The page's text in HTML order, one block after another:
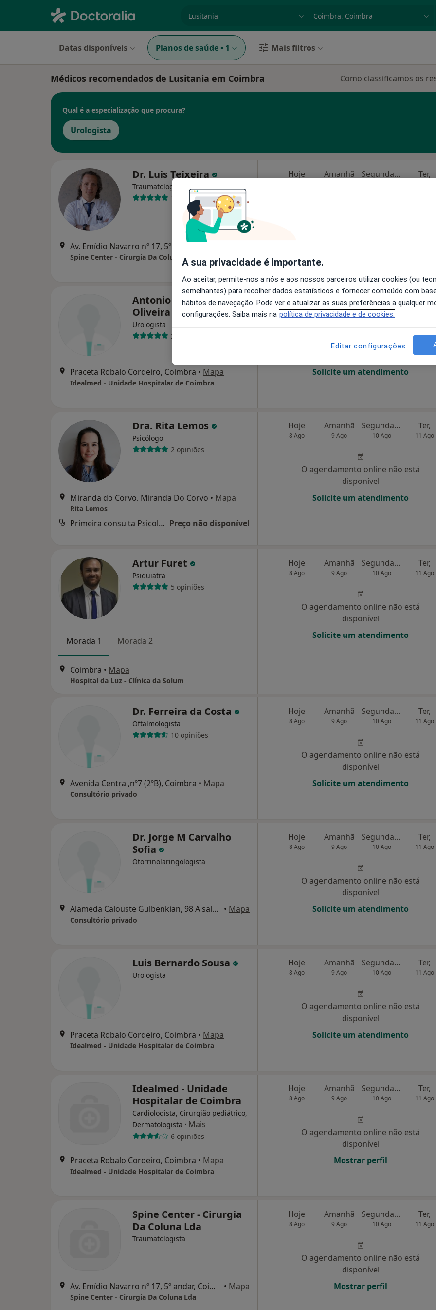
Datas disponíveis Planos de saúde • 1 Mais filtros
Médicos recomendados de Lusitania em Coimbra Como classificamos os
Qual é a especialização que procura?
Urologista
Dr. Luis Teixeira
Traumatologista
1 opinião
Spine Center - Cirurgia Da Coluna Lda
Hoje Amanhã Segunda-feira Ter,
Antonio Guilherme de
Oliveira
Urologista
2 opiniões
Praceta Robalo Cordeiro, Coimbra • Mapa
Idealmed - Unidade Hospitalar de Coimbra
Hoje
8 Ago
Amanhã
9 Ago
Segunda-feira
10 Ago
Ter,
O agendamento online não está
Solicite um atendimento
Dra. Rita Lemos
Psicólogo
2 opiniões
Miranda do Corvo, Miranda Do Corvo • Mapa
Rita Lemos
Primeira consulta Psicologia Preço não disponível
Hoje
8 Ago
Amanhã
9 Ago
Segunda-feira
10 Ago
Ter,
11 Ago
O agendamento online não está
disponível
Solicite um atendimento
Artur Furet
Psiquiatra
5 opiniões
Morada 1 Morada 2
Coimbra • Mapa
Hospital da Luz - Clínica da Solum
Hoje
8 Ago
Amanhã
9 Ago
Segunda-feira
10 Ago
Ter,
11 Ago
O agendamento online não está
disponível
Solicite um atendimento
Dr. Ferreira da Costa
Oftalmologista
10 opiniões
Avenida Central,nº7 (2ºB), Coimbra • Mapa
Consultório privado
Hoje
8 Ago
Amanhã
9 Ago
Segunda-feira
10 Ago
Ter,
11 Ago
O agendamento online não está
disponível
Solicite um atendimento
Dr. Jorge M Carvalho
Sofia
Otorrinolaringologista
Alameda Calouste Gulbenkian, 98 A salas 8 e 9, Coimbra • Mapa
Consultório privado
Hoje
8 Ago
Amanhã
9 Ago
Segunda-feira
10 Ago
Ter,
11 Ago
O agendamento online não está
disponível
Solicite um atendimento
Luis Bernardo Sousa
Urologista
Praceta Robalo Cordeiro, Coimbra • Mapa
Idealmed - Unidade Hospitalar de Coimbra
Hoje
8 Ago
Amanhã
9 Ago
Segunda-feira
10 Ago
Ter,
11 Ago
O agendamento online não está
disponível
Solicite um atendimento
Idealmed - Unidade
Hospitalar de Coimbra
Cardiologista, Cirurgião pediátrico,
Dermatologista · Mais
6 opiniões
Praceta Robalo Cordeiro, Coimbra • Mapa
Idealmed - Unidade Hospitalar de Coimbra
Hoje
8 Ago
Amanhã
9 Ago
Segunda-feira
10 Ago
Ter,
11 Ago
O agendamento online não está
disponível
Mostrar perfil
Spine Center - Cirurgia
Da Coluna Lda
Traumatologista
Av. Emídio Navarro nº 17, 5º andar, Coimbra • Mapa
Spine Center - Cirurgia Da Coluna Lda
Hoje
8 Ago
Amanhã
9 Ago
Segunda-feira
10 Ago
Ter,
11 Ago
O agendamento online não está
disponível
Mostrar perfil
A sua privacidade é importante.
Ao aceitar, permite-nos a nós e aos nossos parceiros utilizar cookies (ou
semelhantes) para recolher dados estatísticos e fornecer conteúdo com
hábitos de navegação. Pode ver e atualizar as suas preferências a qualquer
configurações. Saiba mais na política de privacidade e de cookies.
Editar configurações